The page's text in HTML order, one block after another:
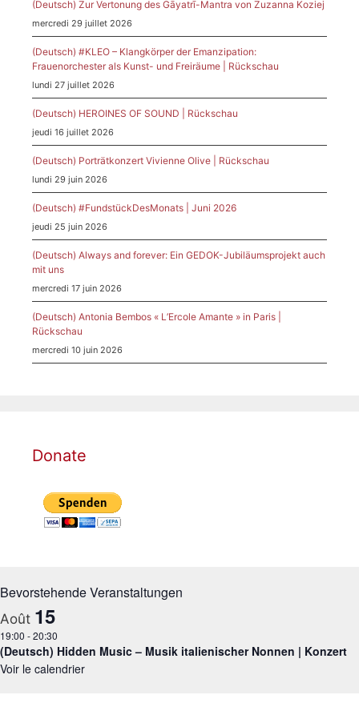
(Deutsch) Zur Vertonung des Gāyatrī-Mantra von Zuzanna Koziej
mercredi 29 juillet 2026
(Deutsch) #KLEO – Klangkörper der Emanzipation:
Frauenorchester als Kunst- und Freiräume | Rückschau
lundi 27 juillet 2026
(Deutsch) HEROINES OF SOUND | Rückschau
jeudi 16 juillet 2026
(Deutsch) Porträtkonzert Vivienne Olive | Rückschau
lundi 29 juin 2026
(Deutsch) #FundstückDesMonats | Juni 2026
jeudi 25 juin 2026
(Deutsch) Always and forever: Ein GEDOK-Jubiläumsprojekt auch
mit uns
mercredi 17 juin 2026
(Deutsch) Antonia Bembos « L’Ercole Amante » in Paris |
Rückschau
mercredi 10 juin 2026
Donate
Bevorstehende Veranstaltungen
Août 15
19:00 -20:30
(Deutsch) Hidden Music – Musik italienischer Nonnen | Konzert
Voir le calendrier